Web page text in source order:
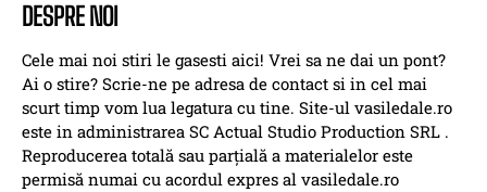
DESPRE NOI
Cele mai noi stiri le gasesti aici! Vrei sa ne dai un pont?
Ai o stire? Scrie-ne pe adresa de contact si in cel mai
scurt timp vom lua legatura cu tine. Site-ul vasiledale.ro
este in administrarea SC Actual Studio Production SRL .
Reproducerea totală sau parțială a materialelor este
permisă numai cu acordul expres al vasiledale.ro